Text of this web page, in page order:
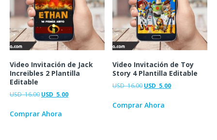
Video Invitación de Jack
Increibles 2 Plantilla
Editable
USD16.00 USD 5.00
Comprar Ahora
Video Invitación de Toy
Story 4 Plantilla Editable
USD16.00 USD 5.00
Comprar Ahora